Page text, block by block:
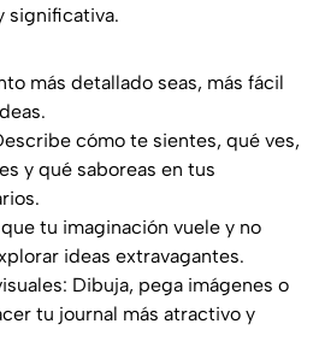
significativa.
más detallado seas, más fácil
cómo te sientes, qué ves,
y qué saboreas en tus
tu imaginación vuele y no
ideas extravagantes.
Dibuja, pega imágenes o
tu journal más atractivo y